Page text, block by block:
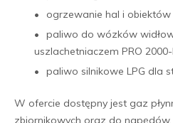
ogrzewanie hal i
paliwo do wózków
uszlachetniaczem PRO
paliwo silnikowe LPG dla
W ofercie dostępny jest gaz
zbiornikowych oraz do